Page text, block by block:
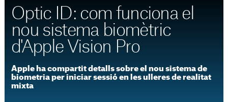
Optic ID: com funciona el
nou sistema biomètric
d'Apple Vision Pro
Apple ha compartit detalls sobre el nou sistema de
biometria per iniciar sessió en les ulleres de realitat
mixta